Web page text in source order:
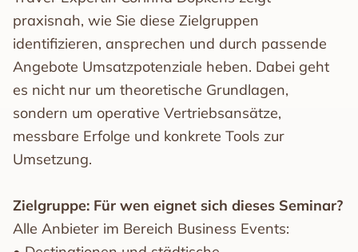
praxisnah, wie Sie diese Zielgruppen
identifizieren, ansprechen und durch passende
Angebote Umsatzpotenziale heben. Dabei geht
es nicht nur um theoretische Grundlagen,
sondern um operative Vertriebsansätze,
messbare Erfolge und konkrete Tools zur
Umsetzung.
Zielgruppe: Für wen eignet sich dieses Seminar?
Alle Anbieter im Bereich Business Events: